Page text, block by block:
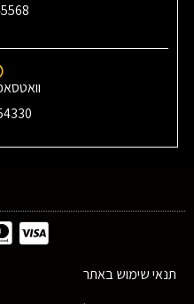
תנאי שימוש באתר